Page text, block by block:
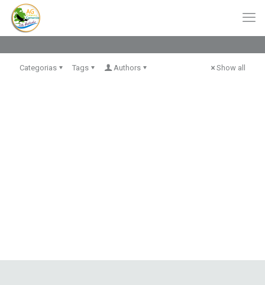
Categorias Tags Authors Show all